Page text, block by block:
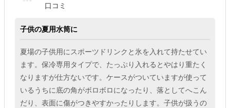
口コミ
子供の夏用水筒に
夏場の子供用にスポーツドリンクと氷を入れて持たせてい
ます。保冷専用タイプで、たっぷり入れるとやはり重たく
なりますが仕方ないです。ケースがついていますが使って
いるうちに底の角がボロボロになったり、落としてへこん
だり、表面に傷がつきやすかったりします。子供が扱うの